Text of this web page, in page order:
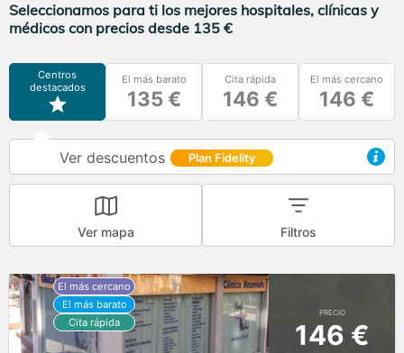
Seleccionamos para ti los mejores hospitales, clínicas y
médicos con precios desde 135 €
Centros
destacados
El más barato
135 €
Cita rápida
146 €
El más cercano
146 €
Ver descuentos Plan Fidelity
Ver mapa Filtros
PRECIO
146 €